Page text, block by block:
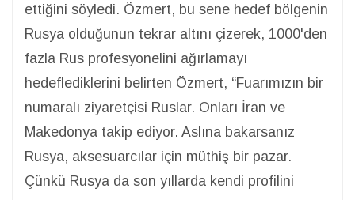
ettiğini söyledi. Özmert, bu sene hedef bölgenin
Rusya olduğunun tekrar altını çizerek, 1000'den
fazla Rus profesyonelini ağırlamayı
hedeflediklerini belirten Özmert, “Fuarımızın bir
numaralı ziyaretçisi Ruslar. Onları İran ve
Makedonya takip ediyor. Aslına bakarsanız
Rusya, aksesuarcılar için müthiş bir pazar.
Çünkü Rusya da son yıllarda kendi profilini